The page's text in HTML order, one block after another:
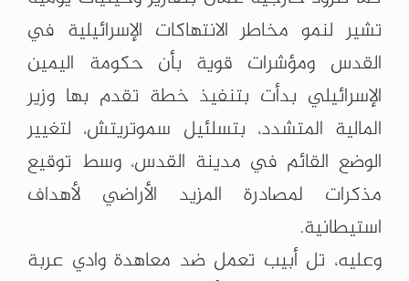
تشير لنمو مخاطر الانتهاكات الإسرائيلية في
القدس ومؤشرات قوية بأن حكومة اليمين
الإسرائيلي بدأت بتنفيذ خطة تقدم بها وزير
المالية المتشدد، بتسلئيل سموتريتش، لتغيير
الوضع القائم في مدينة القدس، وسط توقيع
مذكرات لمصادرة المزيد الأراضي لأهداف
استيطانية.
وعليه، تل أبيب تعمل ضد معاهدة وادي عربة